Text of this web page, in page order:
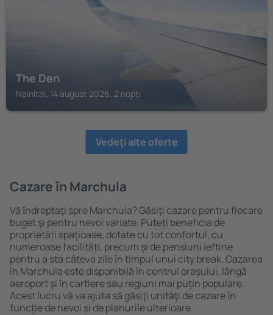
The Den
Nainital, 14 august 2026, 2 nopți
Vedeţi alte oferte
Cazare în Marchula
Vă ȋndreptaţi spre Marchula? Găsiți cazare pentru fiecare
buget şi pentru nevoi variate. Puteți beneficia de
proprietăți spațioase, dotate cu tot confortul, cu
numeroase facilități, precum și de pensiuni ieftine
pentru a sta câteva zile în timpul unui city break. Cazarea
în Marchula este disponibilă în centrul orașului, lângă
aeroport și în cartiere sau regiuni mai puțin populare.
Acest lucru vă va ajuta să găsiţi unităţi de cazare în
funcție de nevoi și de planurile ulterioare.